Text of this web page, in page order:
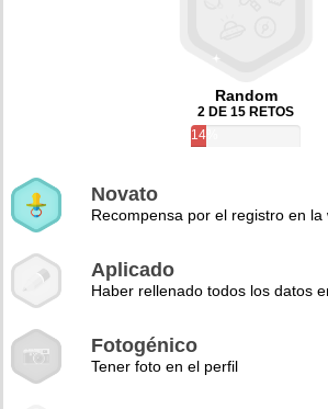
Random
2 DE 15 RETOS
14%
Novato
Recompensa por el registro en la
Aplicado
Haber rellenado todos los datos
Fotogénico
Tener foto en el perfil